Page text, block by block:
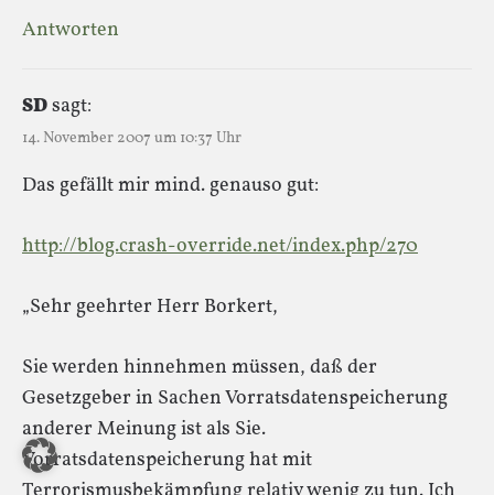
Antworten
SDsagt:
14. November 2007 um 10:37 Uhr
Das gefällt mir mind. genauso gut:
http://blog.crash-override.net/index.php/270
„Sehr geehrter Herr Borkert,
Sie werden hinnehmen müssen, daß der
Gesetzgeber in Sachen Vorratsdatenspeicherung
anderer Meinung ist als Sie.
Vorratsdatenspeicherung hat mit